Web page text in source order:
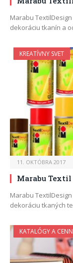
Marabu
dekoráciu tkanín a
KREATÍVNY SVET
11. OKTÓBRA 2017
Marabu Textil
Marabu
dekoráciu tkaných
KATALÓGY A